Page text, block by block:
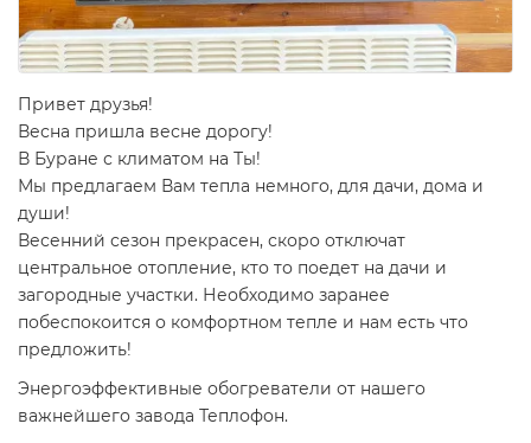
Привет друзья!
Весна пришла весне дорогу!
В Буране с климатом на Ты!
Мы предлагаем Вам тепла немного, для дачи, дома и
души!
Весенний сезон прекрасен, скоро отключат
центральное отопление, кто то поедет на дачи и
загородные участки. Необходимо заранее
побеспокоится о комфортном тепле и нам есть что
предложить!
Энергоэффективные обогреватели от нашего
важнейшего завода Теплофон.